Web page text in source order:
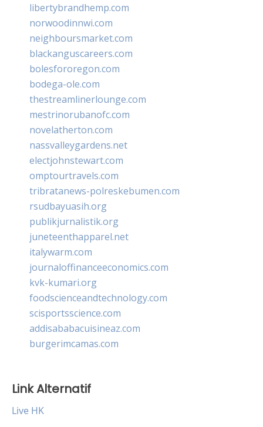
libertybrandhemp.com
norwoodinnwi.com
neighboursmarket.com
blackanguscareers.com
bolesfororegon.com
bodega-ole.com
thestreamlinerlounge.com
mestrinorubanofc.com
novelatherton.com
nassvalleygardens.net
electjohnstewart.com
omptourtravels.com
tribratanews-polreskebumen.com
rsudbayuasih.org
publikjurnalistik.org
juneteenthapparel.net
italywarm.com
journaloffinanceeconomics.com
kvk-kumari.org
foodscienceandtechnology.com
scisportsscience.com
addisababacuisineaz.com
burgerimcamas.com
Link Alternatif
Live HK